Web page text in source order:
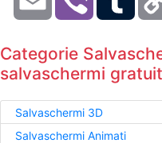
Categorie
salvaschermi
Salvaschermi 3D
Salvaschermi Animati